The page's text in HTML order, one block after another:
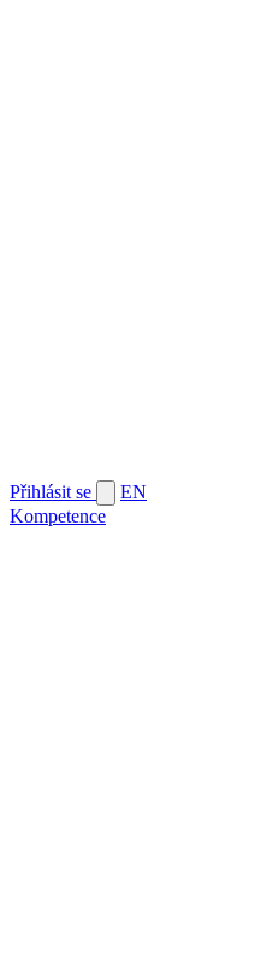
Přihlásit se
EN
Kompetence